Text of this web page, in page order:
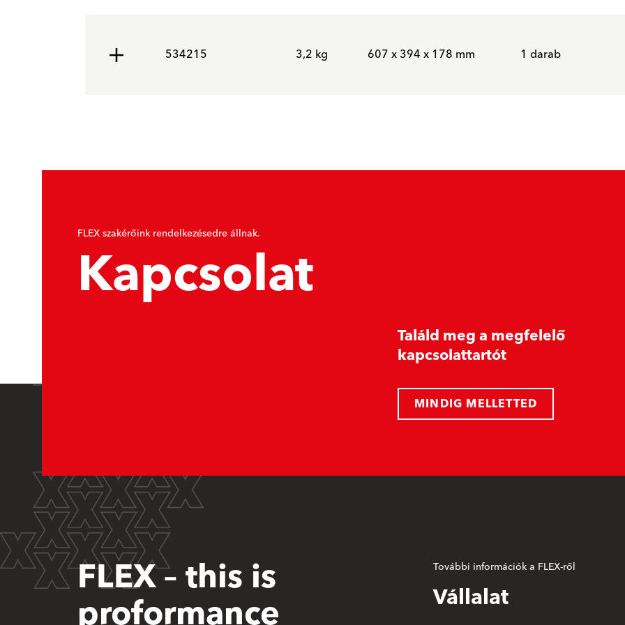
534215 3,2 kg 607 x 394 x 178 mm 1 darab
FLEX szakérőink rendelkezésedre állnak.
Kapcsolat
Találd meg a megfelelő
kapcsolattartót
MINDIG MELLETTED
FLEX – this is További információk a FLEX-ről
Vállalat